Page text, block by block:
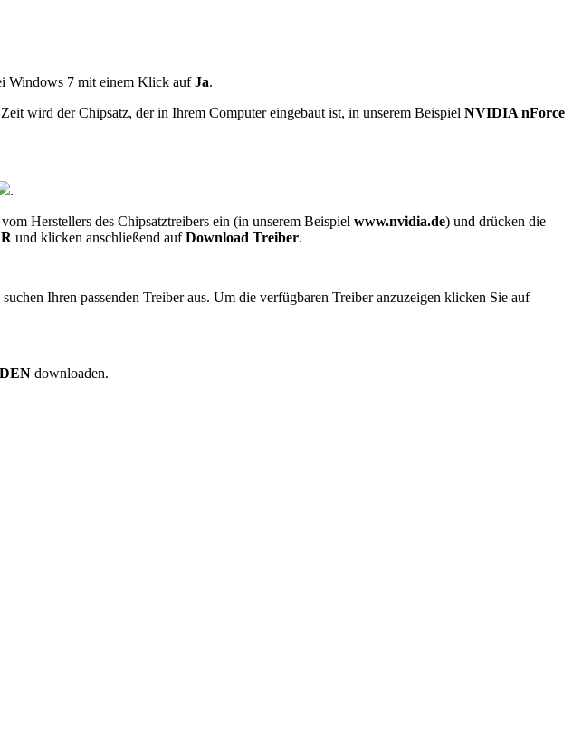
Windows 7 mit einem Klick aufJa.
wird der Chipsatz, der in Ihrem Computer eingebaut ist, in unserem Beispiel NVIDIA nForce
.
Herstellers des Chipsatztreibers ein (in unserem Beispiel www.nvidia.de) und drücken die
und klicken anschließend aufDownload Treiber.
Ihren passenden Treiber aus. Um die verfügbaren Treiber anzuzeigen klicken Sie auf
downloaden.